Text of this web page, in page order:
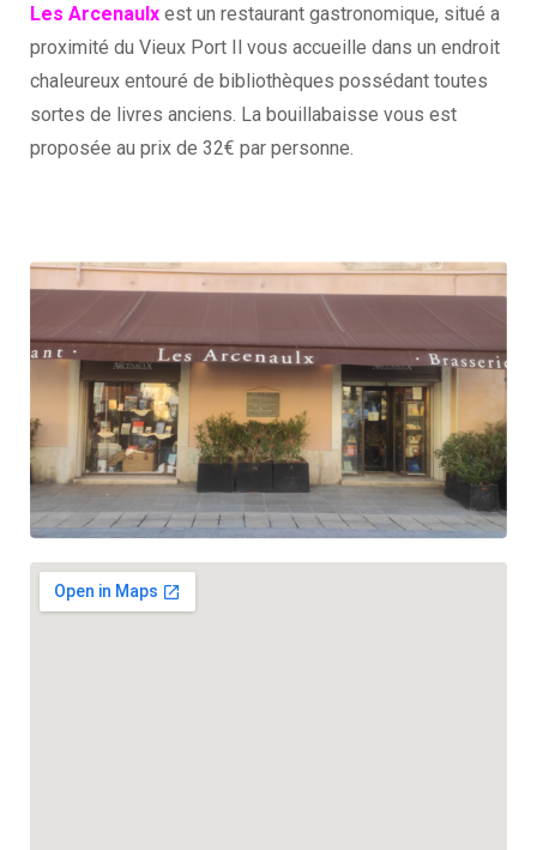
Les Arcenaulx est un restaurant gastronomique, situé a
proximité du Vieux Port Il vous accueille dans un endroit
chaleureux entouré de bibliothèques possédant toutes
sortes de livres anciens. La bouillabaisse vous est
proposée au prix de 32€ par personne.